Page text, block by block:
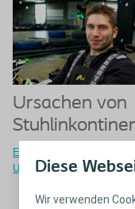
Diese
Wir verwenden
Ursachen von
Erfahren Sie mehr zu den
Ursachen von